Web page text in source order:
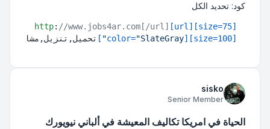
كود: تحديد الكل
[size=75]
[url]
http: //www.jobs4ar.com[/url]
[size=100]
[color=
"SlateGray"
]
sisko
Senior Member
الحياة في امريكا تكاليف المعيشة في ألباني نيويورك